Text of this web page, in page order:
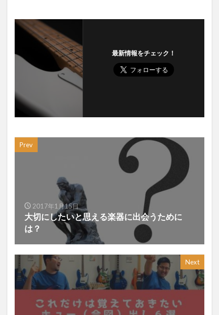
最新情報をチェック！
Prev
2017年1月15日
大切にしたいと思える楽器に出会うために
は？
Next